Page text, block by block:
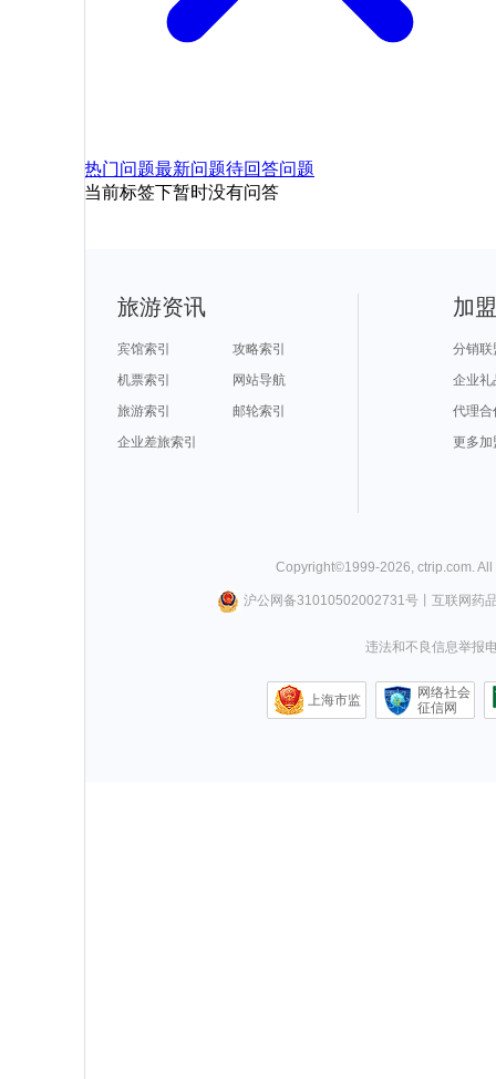
热门问题最新问题待回答问题
当前标签下暂时没有问答
旅游资讯
宾馆索引
攻略索引
机票索引
网站导航
旅游索引
邮轮索引
企业差旅索引
加
分销联
企业礼
代理合
更多加
Copyright©1999-2026, ctrip.com.
沪公网备31010502002731号丨 互联网药
违法和不良信息举报
上海市监
网络社会
征信网